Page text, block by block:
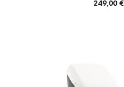
249,00 €